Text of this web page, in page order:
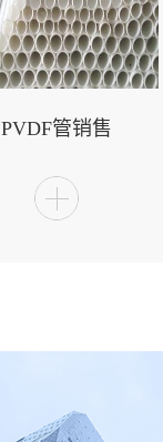
PVDF管销售